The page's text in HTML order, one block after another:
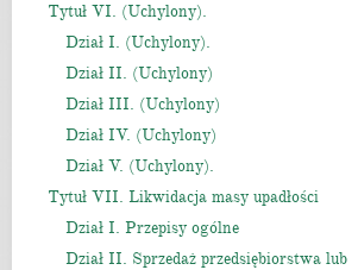
Tytuł VI. (Uchylony).
Dział I. (Uchylony).
Dział II. (Uchylony)
Dział III. (Uchylony)
Dział IV. (Uchylony)
Dział V. (Uchylony).
Tytuł VII. Likwidacja masy upadłości
Dział I. Przepisy ogólne
Dział II. Sprzedaż przedsiębiorstwa lub